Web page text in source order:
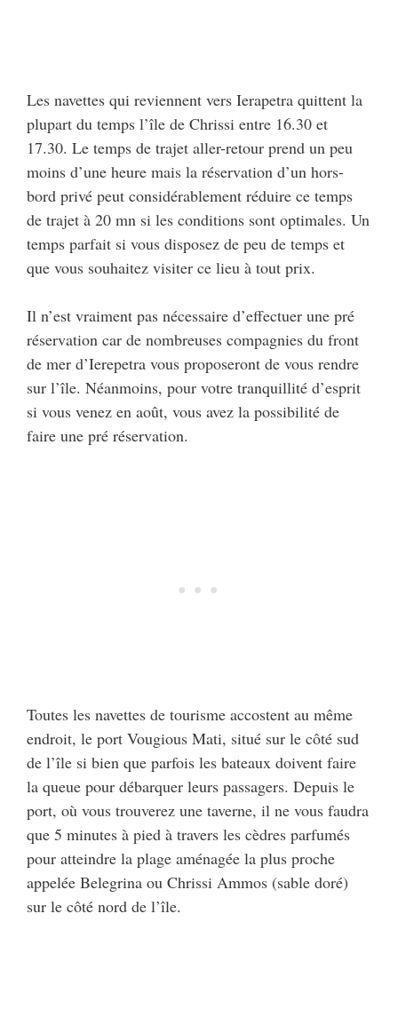
Les navettes qui reviennent vers Ierapetra quittent la
plupart du temps l’île de Chrissi entre 16.30 et
17.30. Le temps de trajet aller-retour prend un peu
moins d’une heure mais la réservation d’un hors-
bord privé peut considérablement réduire ce temps
de trajet à 20 mn si les conditions sont optimales. Un
temps parfait si vous disposez de peu de temps et
que vous souhaitez visiter ce lieu à tout prix.
Il n’est vraiment pas nécessaire d’effectuer une pré
réservation car de nombreuses compagnies du front
de mer d’Ierepetra vous proposeront de vous rendre
sur l’île. Néanmoins, pour votre tranquillité d’esprit
si vous venez en août, vous avez la possibilité de
faire une pré réservation.
Toutes les navettes de tourisme accostent au même
endroit, le port Vougious Mati, situé sur le côté sud
de l’île si bien que parfois les bateaux doivent faire
la queue pour débarquer leurs passagers. Depuis le
port, où vous trouverez une taverne, il ne vous faudra
que 5 minutes à pied à travers les cèdres parfumés
pour atteindre la plage aménagée la plus proche
appelée Belegrina ou Chrissi Ammos (sable doré)
sur le côté nord de l’île.